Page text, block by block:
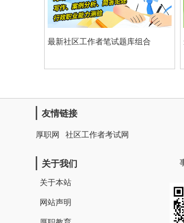
试题库组合 最新村后备干部笔试题库组合
友情链接
厚职网 社区工作者考试网
关于我们
关于本站
网站声明